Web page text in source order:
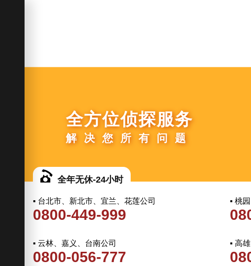
全方位侦探服务
解决您所有问题
全年无休-24小时
▪ 台北市、新北市、宜兰、花莲公司
0800-449-999
▪ 桃
▪ 云林、嘉义、台南公司
0800-056-777
▪ 高